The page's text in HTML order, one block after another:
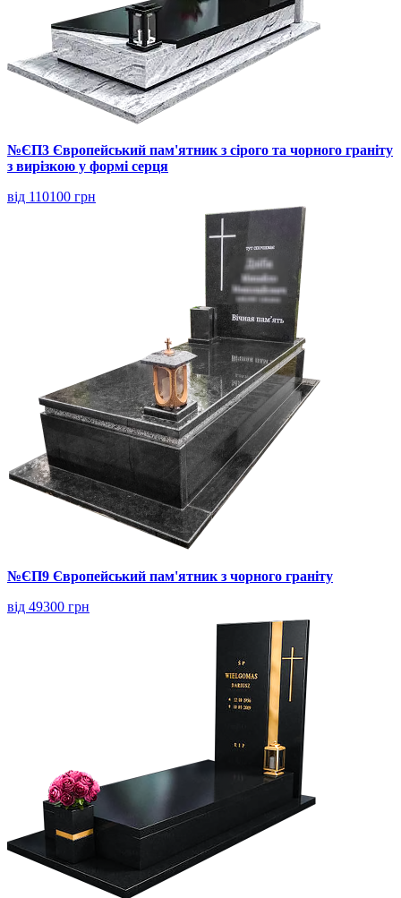
№ЄП3 Європейський пам'ятник з сірого та чорного граніту
з вирізкою у формі серця
від 110100 грн
№ЄП9 Європейський пам'ятник з чорного граніту
від 49300 грн